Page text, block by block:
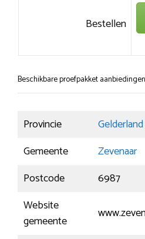
Bestellen
Beschikbare proefpakket
Provincie
Gelderland
Gemeente
Zevenaar
Postcode
6987
Website
gemeente